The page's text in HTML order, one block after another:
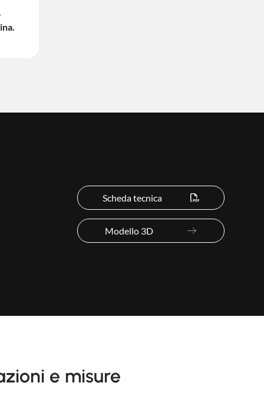
Scheda tecnica
Modello 3D
e misure